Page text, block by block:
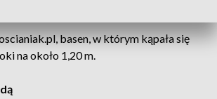
basen, w którym kąpała się
na około 1,20 m.